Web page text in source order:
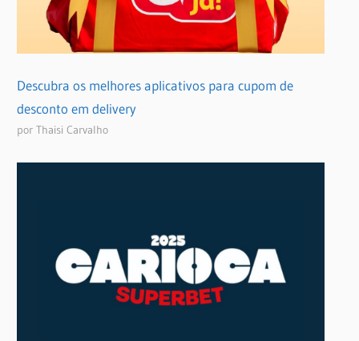
Descubra os melhores aplicativos para cupom de
desconto em delivery
por Thaisi Carvalho